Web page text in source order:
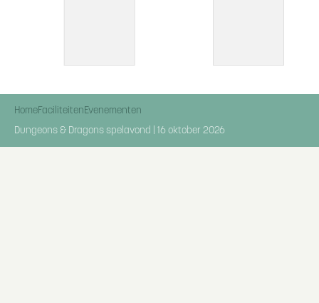
HomeFaciliteitenEvenementen
Dungeons & Dragons spelavond | 16 oktober 2026